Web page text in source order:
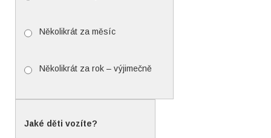
Několikrát za měsíc
Několikrát za rok – výjimečně
Jaké děti vozíte?